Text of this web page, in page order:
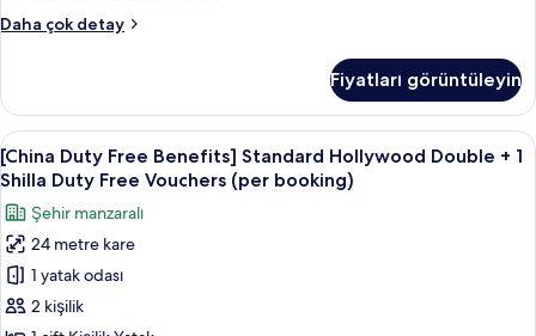
detay
Duty
(per
booking)
için
tüm
fotoğrafları
görün
Daha çok detay
[China
Standard
Twin
Room
+
Shilla
Duty
Free
Vouchers
(per
Fiyatları görüntüleyin
[China
Duty
Free
Benefits]
Standard
Hollywood
Double
Kaliteli yatak takımı, kuştüyü yorgan,
6
[China Duty Free Benefits] Standard Hollywood Double + 1
Shilla Duty Free Vouchers (per booking)
Şehir manzaralı
24 metre kare
1 yatak odası
2 kişilik